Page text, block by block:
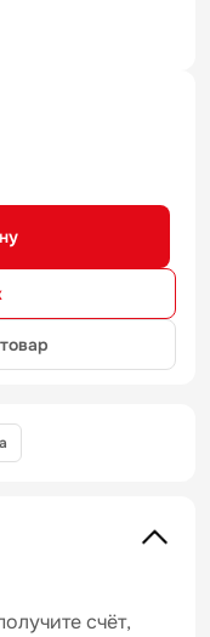
счёт,